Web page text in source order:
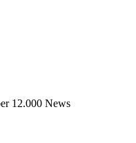
12.000 News